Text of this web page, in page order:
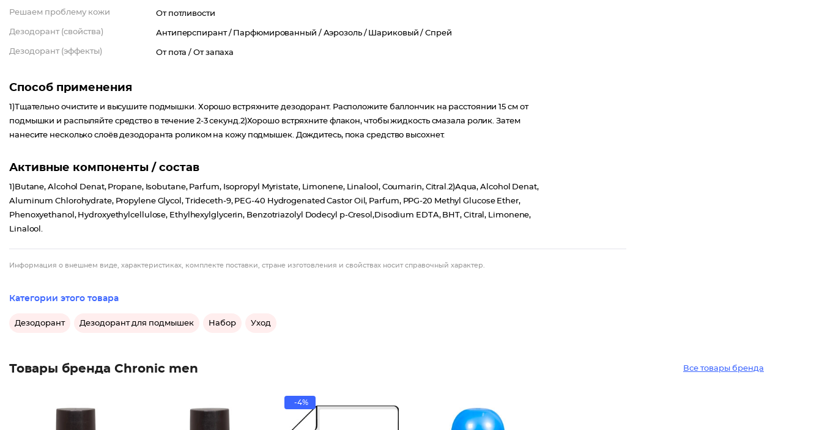
Решаем проблему кожи От потливости
Дезодорант (свойства) Антиперспирант / Парфюмированный / Аэрозоль / Шариковый /Спрей
Дезодорант (эффекты) От пота /От запаха
Способ применения
1)Тщательно очистите и высушите подмышки. Хорошо встряхните дезодорант. Расположите баллончик на расстоянии 15 см от
подмышки и распыляйте средство в течение 2-3 секунд.2)Хорошо встряхните флакон, чтобы жидкость смазала ролик. Затем
нанесите несколько слоёв дезодоранта роликом на кожу подмышек. Дождитесь, пока средство высохнет.
Активные компоненты / состав
1)Butane, Alcohol Denat, Propane, Isobutane, Parfum, Isopropyl Myristate, Limonene, Linalool, Coumarin, Citral.2)Aqua, Alcohol Denat,
Aluminum Chlorohydrate, Propylene Glycol, Trideceth-9, PEG-40 Hydrogenated Castor Oil, Parfum, PPG-20 Methyl Glucose Ether,
Phenoxyethanol, Hydroxyethylcellulose, Ethylhexylglycerin, Benzotriazolyl Dodecyl p-Cresol,Disodium EDTA, BHT, Citral, Limonene,
Linalool.
Информация о внешнем виде, характеристиках, комплекте поставки, стране изготовления и свойствах носит справочный характер.
Категории этого товара
Дезодорант Дезодорант для подмышек Набор Уход
Товары бренда Chronic men Все товары бренда
-4%